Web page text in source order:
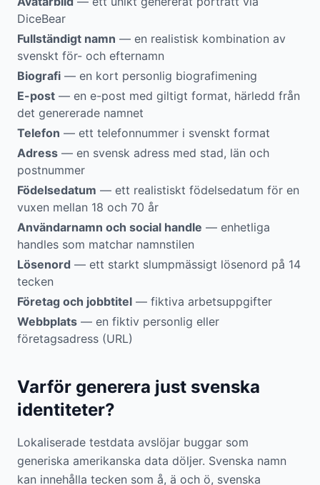
DiceBear
Fullständigt namn — en realistisk kombination av
svenskt för- och efternamn
Biografi — en kort personlig biografimening
E-post — en e-post med giltigt format, härledd från
det genererade namnet
Telefon — ett telefonnummer i svenskt format
Adress — en svensk adress med stad, län och
postnummer
Födelsedatum — ett realistiskt födelsedatum för en
vuxen mellan 18 och 70 år
Användarnamn och social handle — enhetliga
handles som matchar namnstilen
Lösenord — ett starkt slumpmässigt lösenord på 14
tecken
Företag och jobbtitel — fiktiva arbetsuppgifter
Webbplats — en fiktiv personlig eller
företagsadress (URL)
Varför generera just svenska
identiteter?
Lokaliserade testdata avslöjar buggar som
generiska amerikanska data döljer. Svenska namn
kan innehålla tecken som å, ä och ö, svenska